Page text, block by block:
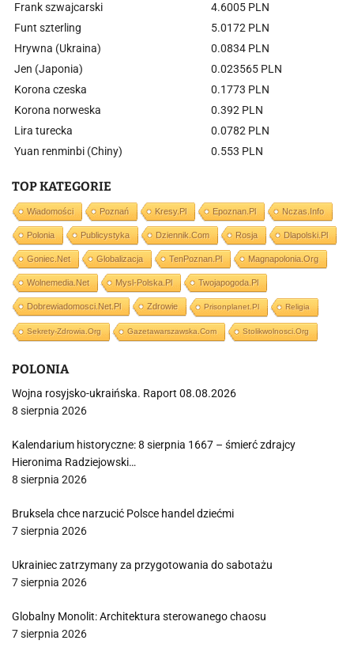
Frank szwajcarski
4.6005 PLN
Funt szterling
5.0172 PLN
Hrywna (Ukraina)
0.0834 PLN
Jen (Japonia)
0.023565 PLN
Korona czeska
0.1773 PLN
Korona norweska
0.392 PLN
Lira turecka
0.0782 PLN
Yuan renminbi (Chiny)
0.553 PLN
TOP KATEGORIE
Wiadomości Poznań Kresy.pl Epoznan.pl Nczas.info
Polonia Publicystyka Dziennik.com Rosja Dlapolski.pl
Goniec.net Globalizacja TenPoznan.pl Magnapolonia.org
Wolnemedia.net Mysl-Polska.pl Twojapogoda.pl
Dobrewiadomosci.net.pl Zdrowie Prisonplanet.pl Religia
Sekrety-Zdrowia.org Gazetawarszawska.com Stolikwolnosci.org
POLONIA
Wojna rosyjsko-ukraińska. Raport 08.08.2026
8 sierpnia 2026
Kalendarium historyczne: 8 sierpnia 1667 – śmierć zdrajcy
Hieronima Radziejowski…
8 sierpnia 2026
Bruksela chce narzucić Polsce handel dziećmi
7 sierpnia 2026
Ukrainiec zatrzymany za przygotowania do sabotażu
7 sierpnia 2026
Globalny Monolit: Architektura sterowanego chaosu
7 sierpnia 2026